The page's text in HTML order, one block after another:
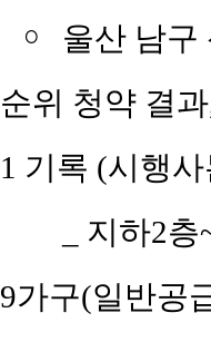
￮
울산 남구
순위 청약 결
1 기록 (시행
_ 지하2
9가구(일반공